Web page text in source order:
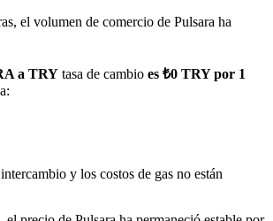
el volumen de comercio de Pulsara ha
a TRY tasa de cambio es ₺0 TRY por 1
y los costos de gas no están